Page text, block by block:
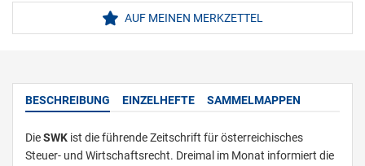
AUF MEINEN MERKZETTEL
BESCHREIBUNG EINZELHEFTE SAMMELMAPPEN
DieSWK ist die führende Zeitschrift für österreichisches
Steuer- und Wirtschaftsrecht. Dreimal im Monat informiert die